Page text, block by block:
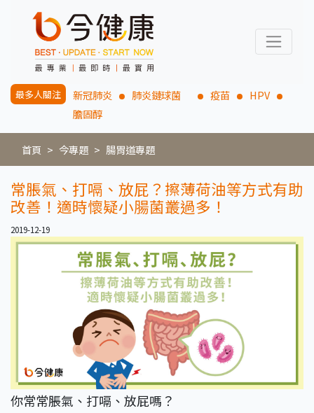
最多人關注 新冠肺炎 肺炎鏈球菌 疫苗
HPV
膽固醇
首頁 今專題 腸胃道專題
常脹氣、打嗝、放屁？擦薄荷油等方式有助
改善！適時懷疑小腸菌叢過多！
2019-12-19
你常常脹氣、打嗝、放屁嗎？